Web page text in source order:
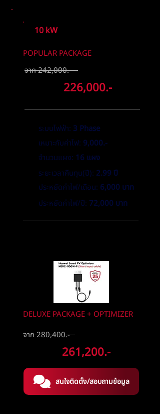
10 kW
POPULAR PACKAGE
จาก 242,000.-
226,000.-
ระบบไฟฟ้า: 3 Phase
เหมาะกับค่าไฟ: 9,000.-
จำนวนแผง: 16 แผง
ระยะเวลาคืนทุน(ปี): 2.99 ปี
ประหยัดค่าไฟ/เดือน: 6,000 บาท
ประหยัดค่าไฟ/ปี: 72,000 บาท
DELUXE PACKAGE + OPTIMIZER
จาก 280,400.-
261,200.-
สนใจติดตั้ง/สอบถามข้อมูล